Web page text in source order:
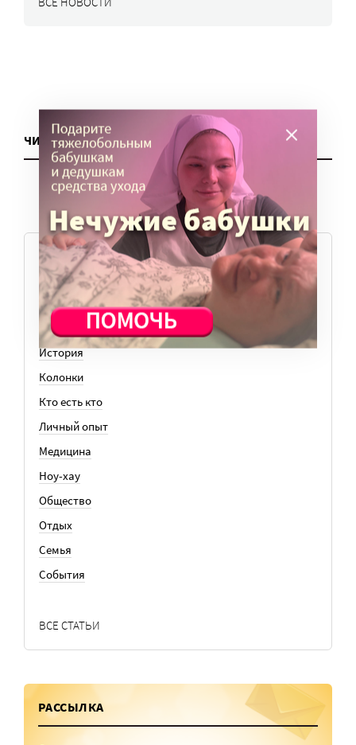
ЧИТАТЬ ЕЩЕ
ТЕМЫ
Вера
Законы
История
Колонки
Кто есть кто
Личный опыт
Медицина
Ноу-хау
Общество
Отдых
Семья
События
ВСЕ СТАТЬИ
РАССЫЛКА